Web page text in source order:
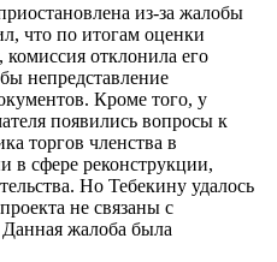
из-за жалобы
что по итогам оценки
комиссия отклонила его
непредставление
Кроме того, у
появились вопросы к
торгов членства в
в сфере реконструкции,
Но Тебекину удалось
не связаны с
жалоба была